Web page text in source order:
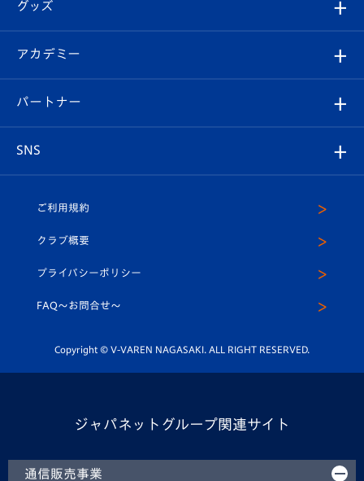
チケット
イベント
メディア
ホームタウン
スタッフプロフィール
マスコット紹介
平和祈念活動
ホームタウン活動
Revive Team
ヴィヴィくんの長崎おもてなしガイド
フォトギャラリー
スタジアムグルメ
V-LOVERS（ファンクラブ）
プレイヤーズスイート
グッズ
オンラインショップ
店舗情報
アカデミー
育成からのお知らせ
U-18
スクール
パートナー
SNS
ヴィヴィくんインスタグラム
公式LINE＠
ご利用規約
クラブ概要
プライバシーポリシー
FAQ〜お問合せ〜
Copyright © V-VAREN NAGASAKI. ALL RIGHT RESERVED.
ジャパネットグループ関連サイト
通信販売事業